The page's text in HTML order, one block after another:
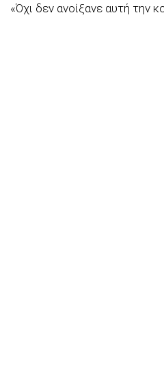
«Όχι δεν ανοίξανε αυτή την